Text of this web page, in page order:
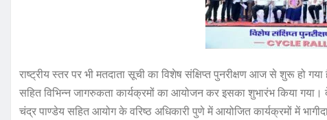
राष्ट्रीय स्तर पर भी मतदाता सूची का विशेष संक्षिप्त पुनरीक्षण आज से शुरू हो
सहित विभिन्न जागरुकता कार्यक्रमों का आयोजन कर इसका शुभारंभ किया
चंद्र पाण्डेय सहित आयोग के वरिष्ठ अधिकारी पुणे में आयोजित कार्यक्रमों में